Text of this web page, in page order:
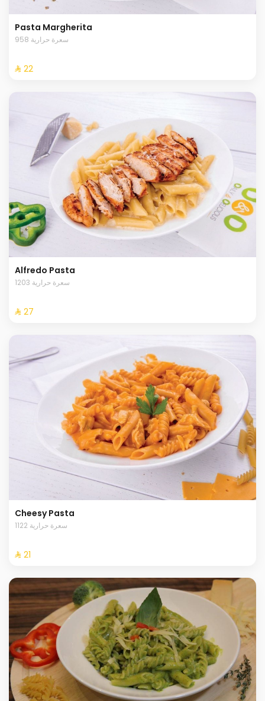
Pasta Margherita
958 سعرة حرارية
⁨⁦‪‬ 22⁩
Alfredo Pasta
1203 سعرة حرارية
⁨⁦‪‬ 27⁩
Cheesy Pasta
1122 سعرة حرارية
⁨⁦‪‬ 21⁩